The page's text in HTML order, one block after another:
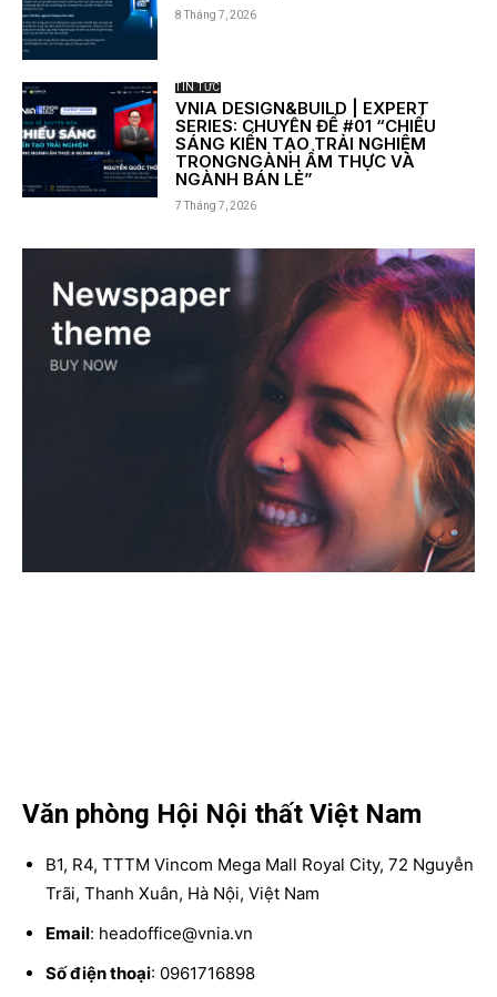
8 Tháng 7, 2026
TIN TỨC
VNIA DESIGN&BUILD | EXPERT
SERIES: CHUYÊN ĐỀ #01 “CHIẾU
SÁNG KIẾN TẠO TRẢI NGHIỆM
TRONGNGÀNH ẨM THỰC VÀ
NGÀNH BÁN LẺ”
7 Tháng 7, 2026
Văn phòng Hội Nội thất Việt Nam
B1, R4, TTTM Vincom Mega Mall Royal City, 72 Nguyễn
Trãi, Thanh Xuân, Hà Nội, Việt Nam
Email: headoffice@vnia.vn
Số điện thoại: 0961716898